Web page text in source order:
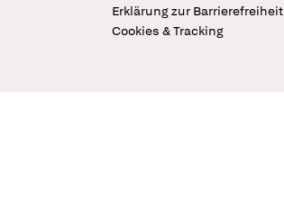
Erklärung zur Barrierefreiheit
Cookies & Tracking